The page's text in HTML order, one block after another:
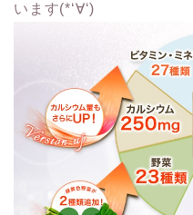
います(*‘∀‘)